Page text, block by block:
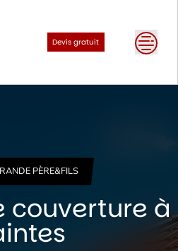
Devis gratuit
PÈRE&FILS
couverture à